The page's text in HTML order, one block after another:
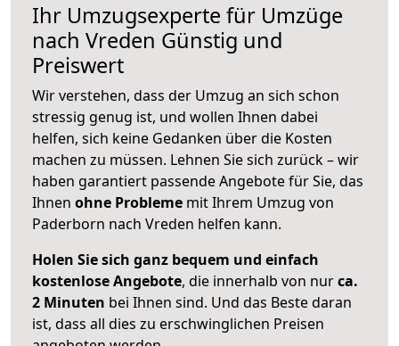
Ihr Umzugsexperte für Umzüge
nach Vreden Günstig und
Preiswert
Wir verstehen, dass der Umzug an sich schon
stressig genug ist, und wollen Ihnen dabei
helfen, sich keine Gedanken über die Kosten
machen zu müssen. Lehnen Sie sich zurück – wir
haben garantiert passende Angebote für Sie, das
Ihnen ohne Probleme mit Ihrem Umzug von
Paderborn nach Vreden helfen kann.
Holen Sie sich ganz bequem und einfach
kostenlose Angebote, die innerhalb von nurca.
2 Minuten bei Ihnen sind. Und das Beste daran
ist, dass all dies zu erschwinglichen Preisen